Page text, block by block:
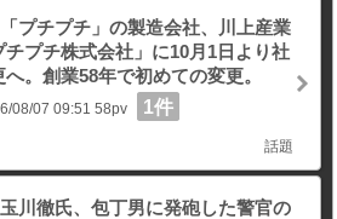
「プチプチ」の製造会社、川上産業
チプチ株式会社」に10月1日より社
。創業58年で初めての変更。
08/07 09:51 58pv 1件
話題
玉川徹氏、包丁男に発砲した警官の